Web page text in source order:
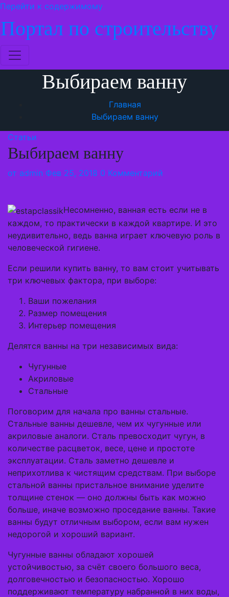
Перейти к содержимому
Портал по строительству
Выбираем ванну
Главная
Выбираем ванну
Статьи
Выбираем ванну
от admin Фев 25, 2018 0 Комментарий
Несомненно, ванная есть если не в
каждом, то практически в каждой квартире. И это
неудивительно, ведь ванна играет ключевую роль в
человеческой гигиене.
Если решили купить ванну, то вам стоит учитывать
три ключевых фактора, при выборе:
Ваши пожелания
Размер помещения
Интерьер помещения
Делятся ванны на три независимых вида:
Чугунные
Акриловые
Стальные
Поговорим для начала про ванны стальные.
Стальные ванны дешевле, чем их чугунные или
акриловые аналоги. Сталь превосходит чугун, в
количестве расцветок, весе, цене и простоте
эксплуатации. Сталь заметно дешевле и
неприхотлива к чистящим средствам. При выборе
стальной ванны пристальное внимание уделите
толщине стенок — оно должны быть как можно
больше, иначе возможно проседание ванны. Такие
ванны будут отличным выбором, если вам нужен
недорогой и хороший вариант.
Чугунные ванны обладают хорошей
устойчивостью, за счёт своего большого веса,
долговечностью и безопасностью. Хорошо
поддерживают температуру набранной в них воды,